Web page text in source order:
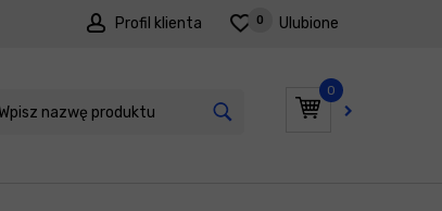
Profil klienta Ulubione
0
0
PROMOCJE